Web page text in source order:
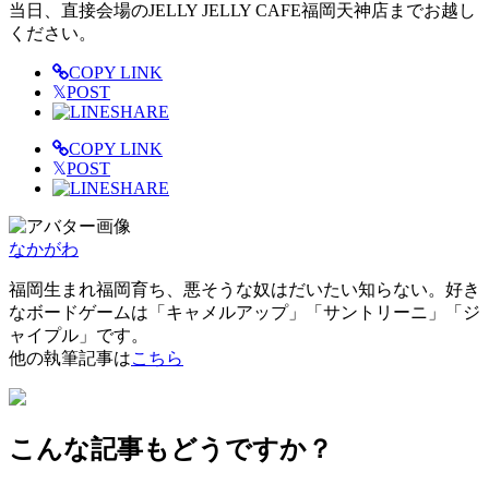
当日、直接会場のJELLY JELLY CAFE福岡天神店までお越し
ください。
COPY LINK
𝕏POST
SHARE
COPY LINK
𝕏POST
SHARE
なかがわ
福岡生まれ福岡育ち、悪そうな奴はだいたい知らない。好き
なボードゲームは「キャメルアップ」「サントリーニ」「ジ
ャイプル」です。
他の執筆記事はこちら
こんな記事もどうですか？